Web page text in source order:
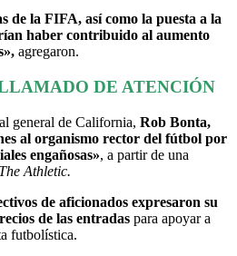
de la FIFA, así como la puesta a la
haber contribuido al aumento
agregaron.
DE ATENCIÓN
general de California, Rob Bonta,
al organismo rector del fútbol por
engañosas», a partir de una
The Athletic.
de aficionados expresaron su
de las entradas para apoyar a
futbolística.